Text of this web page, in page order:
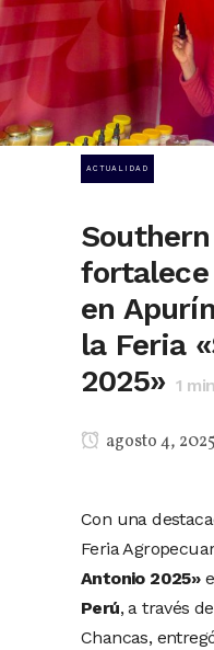
ACTUALIDAD
en
la Feria
2025» 1
agosto 4, 2025
Con una
Feria
Antonio 2025»
Perú, a través
Chancas,